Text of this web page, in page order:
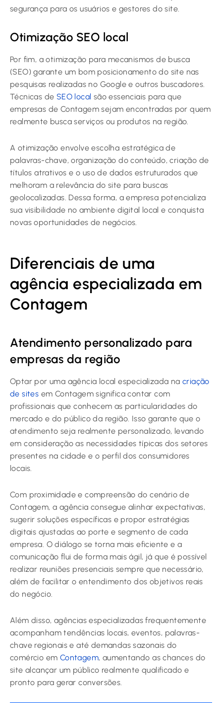
segurança para os usuários e gestores do site.
Otimização SEO local
Por fim, a otimização para mecanismos de busca
(SEO) garante um bom posicionamento do site nas
pesquisas realizadas no Google e outros buscadores.
Técnicas de SEO local são essenciais para que
empresas de Contagem sejam encontradas por quem
realmente busca serviços ou produtos na região.
A otimização envolve escolha estratégica de
palavras-chave, organização do conteúdo, criação de
títulos atrativos e o uso de dados estruturados que
melhoram a relevância do site para buscas
geolocalizadas. Dessa forma, a empresa potencializa
sua visibilidade no ambiente digital local e conquista
novas oportunidades de negócios.
Diferenciais de uma
agência especializada em
Contagem
Atendimento personalizado para
empresas da região
Optar por uma agência local especializada na criação
de sites em Contagem significa contar com
profissionais que conhecem as particularidades do
mercado e do público da região. Isso garante que o
atendimento seja realmente personalizado, levando
em consideração as necessidades típicas dos setores
presentes na cidade e o perfil dos consumidores
locais.
Com proximidade e compreensão do cenário de
Contagem, a agência consegue alinhar expectativas,
sugerir soluções específicas e propor estratégias
digitais ajustadas ao porte e segmento de cada
empresa. O diálogo se torna mais eficiente e a
comunicação flui de forma mais ágil, já que é possível
realizar reuniões presenciais sempre que necessário,
além de facilitar o entendimento dos objetivos reais
do negócio.
Além disso, agências especializadas frequentemente
acompanham tendências locais, eventos, palavras-
chave regionais e até demandas sazonais do
comércio em Contagem, aumentando as chances do
site alcançar um público realmente qualificado e
pronto para gerar conversões.